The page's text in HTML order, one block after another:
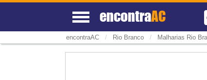
encontraAC
encontraAC / Rio Branco / Malharias Rio